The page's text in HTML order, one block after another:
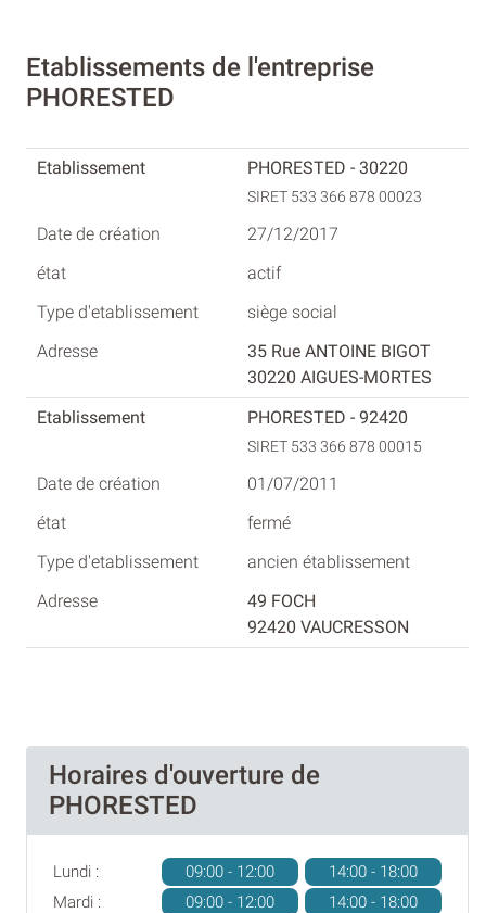
Etablissements de l'entreprise
PHORESTED
PHORESTED - 30220
SIRET 533 366 878 00023
27/12/2017
actif
siège social
35 Rue ANTOINE BIGOT
30220 AIGUES-MORTES
PHORESTED - 92420
SIRET 533 366 878 00015
01/07/2011
fermé
ancien établissement
49 FOCH
92420 VAUCRESSON
Horaires d'ouverture de
PHORESTED
Lundi : 09:00 - 12:00
14:00 - 18:00
Mardi :
09:00 - 12:00
14:00 - 18:00